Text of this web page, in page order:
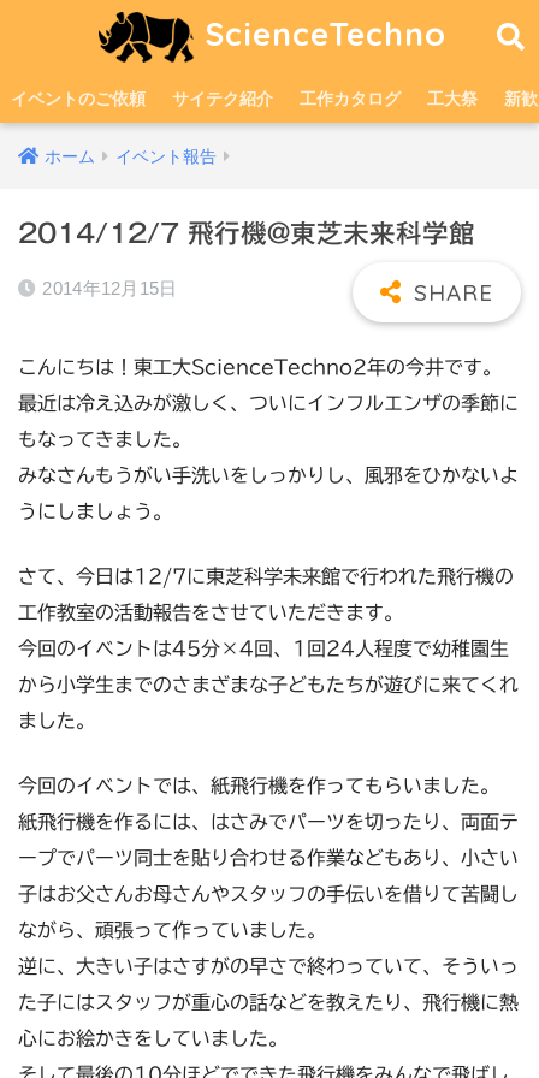
ScienceTechno
イベントのご依頼 サイテク紹介 工作カタログ 工大祭 新歓
ホーム イベント報告
2014/12/7 飛行機@東芝未来科学館
2014年12月15日
こんにちは！東工大ScienceTechno2年の今井です。
最近は冷え込みが激しく、ついにインフルエンザの季節に
もなってきました。
みなさんもうがい手洗いをしっかりし、風邪をひかないよ
うにしましょう。
さて、今日は12/7に東芝科学未来館で行われた飛行機の
工作教室の活動報告をさせていただきます。
今回のイベントは45分×4回、1回24人程度で幼稚園生
から小学生までのさまざまな子どもたちが遊びに来てくれ
ました。
今回のイベントでは、紙飛行機を作ってもらいました。
紙飛行機を作るには、はさみでパーツを切ったり、両面テ
ープでパーツ同士を貼り合わせる作業などもあり、小さい
子はお父さんお母さんやスタッフの手伝いを借りて苦闘し
ながら、頑張って作っていました。
逆に、大きい子はさすがの早さで終わっていて、そういっ
た子にはスタッフが重心の話などを教えたり、飛行機に熱
心にお絵かきをしていました。
そして最後の10分ほどでできた飛行機をみんなで飛ばし